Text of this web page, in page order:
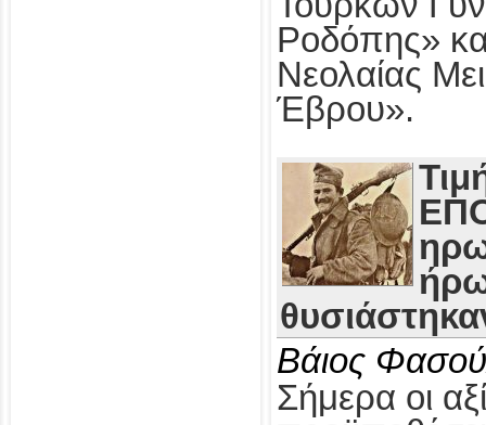
Ροδόπης»
Νεολαίας
Έβρου».
Βάιος
Σήμερα οι